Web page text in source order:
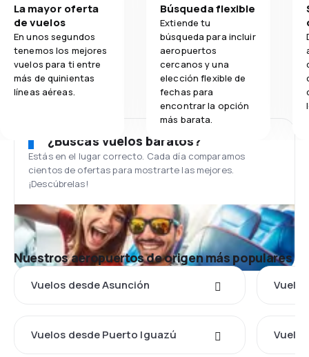
La mayor oferta
de vuelos
En unos segundos
tenemos los mejores
vuelos para ti entre
más de quinientas
líneas aéreas.
Búsqueda flexible
Extiende tu
búsqueda para incluir
aeropuertos
cercanos y una
elección flexible de
fechas para
encontrar la opción
más barata.
¿Buscas vuelos baratos?
Estás en el lugar correcto. Cada día comparamos
cientos de ofertas para mostrarte las mejores.
¡Descúbrelas!
Nuestros aeropuertos de origen más populares
Vuelos desde Asunción
Vuelos desde Puerto Iguazú